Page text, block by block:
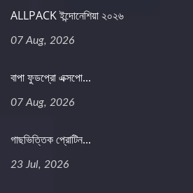
ALLPACK ইন্দোনেশিয়া ২০২৬
07 Aug, 2026
বাপা ফুডপ্রো এক্সপো...
07 Aug, 2026
গাছভিত্তিক প্রোটিন...
23 Jul, 2026